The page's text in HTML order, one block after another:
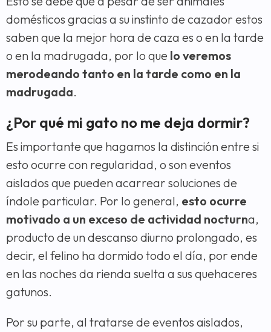
domésticos gracias a su instinto de cazador estos
saben que la mejor hora de caza es o en la tarde
o en la madrugada, por lo que lo veremos
merodeando tanto en la tarde como en la
madrugada.
¿Por qué mi gato no me deja dormir?
Es importante que hagamos la distinción entre si
esto ocurre con regularidad, o son eventos
aislados que pueden acarrear soluciones de
índole particular. Por lo general, esto ocurre
motivado a un exceso de actividad nocturna,
producto de un descanso diurno prolongado, es
decir, el felino ha dormido todo el día, por ende
en las noches da rienda suelta a sus quehaceres
gatunos.
Por su parte, al tratarse de eventos aislados,